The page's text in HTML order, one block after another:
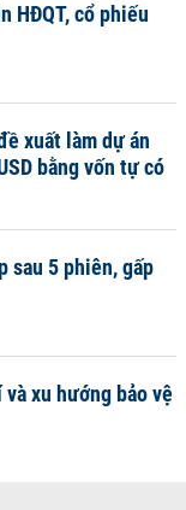
HĐQT, cổ phiếu
xuất làm dự án
bằng vốn tự có
sau 5 phiên, gấp
xu hướng bảo vệ